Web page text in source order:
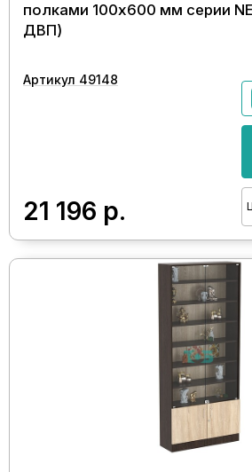
полками 100x600 мм серии
ДВП)
Артикул 49148
21 196 р.